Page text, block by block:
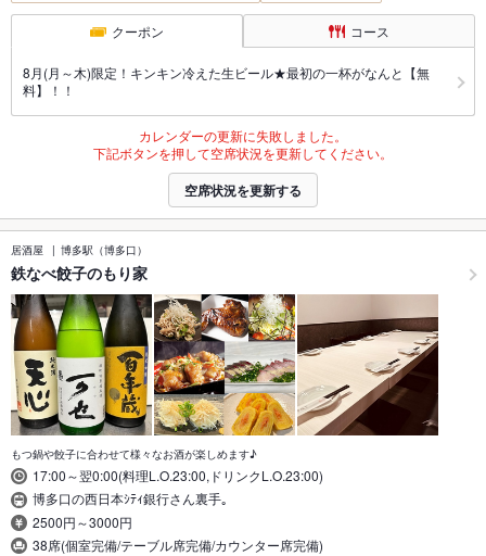
クーポン コース
8月(月～木)限定！キンキン冷えた生ビール★最初の一杯がなんと【無
料】！！
カレンダーの更新に失敗しました。
下記ボタンを押して空席状況を更新してください。
空席状況を更新する
居酒屋 博多駅（博多口）
鉄なべ餃子のもり家
もつ鍋や餃子に合わせて様々なお酒が楽しめます♪
17:00～翌0:00(料理L.O.23:00,ドリンクL.O.23:00)
博多口の西日本ｼﾃｨ銀行さん裏手｡
2500円～3000円
38席(個室完備/テーブル席完備/カウンター席完備)